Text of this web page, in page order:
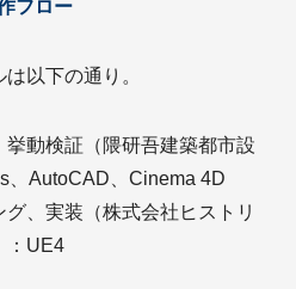
フロー
以下の通り。
動検証（隈研吾建築都市設
、AutoCAD、Cinema 4D
、実装（株式会社ヒストリ
：UE4